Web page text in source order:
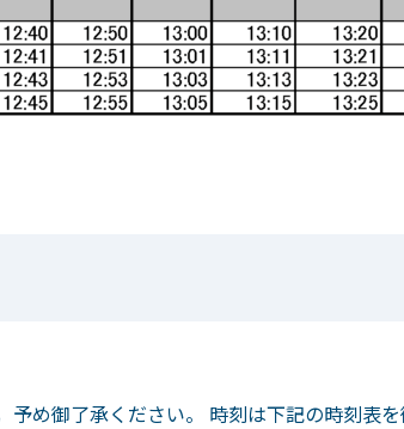
め御了承ください。 時刻は下記の時刻表